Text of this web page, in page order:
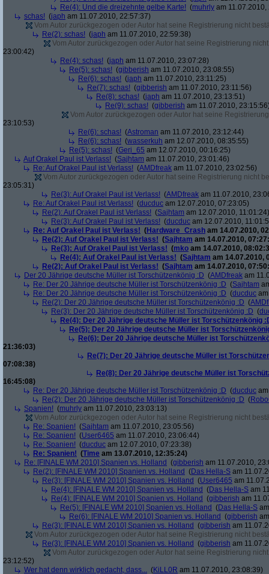
Re(4): Und die dreizehnte gelbe Karte! (muhrly am 11.07.2010,
schas! (japh am 11.07.2010, 22:57:37)
Vom Autor zurückgezogen oder Autor hat seine Registrierung nicht
Re(2): schas! (japh am 11.07.2010, 22:59:38)
Vom Autor zurückgezogen oder Autor hat seine Registrierung
23:00:42)
Re(4): schas! (japh am 11.07.2010, 23:07:28)
Re(5): schas! (gibberish am 11.07.2010, 23:08:55)
Re(6): schas! (japh am 11.07.2010, 23:11:25)
Re(7): schas! (gibberish am 11.07.2010, 23:11:56)
Re(8): schas! (japh am 11.07.2010, 23:13:51)
Re(9): schas! (gibberish am 11.07.2010,
Vom Autor zurückgezogen oder Autor hat seine
23:10:53)
Re(6): schas! (Astroman am 11.07.2010, 23:12:44)
Re(6): schas! (wasserkuh am 12.07.2010, 08:35:55)
Re(5): schas! (Geri_65 am 12.07.2010, 00:16:25)
Auf Orakel Paul ist Verlass! (Sajhtam am 11.07.2010, 23:01:46)
Re: Auf Orakel Paul ist Verlass! (AMDfreak am 11.07.2010, 23:02:56)
Vom Autor zurückgezogen oder Autor hat seine Registrierung nicht
23:05:31)
Re(3): Auf Orakel Paul ist Verlass! (AMDfreak am 11.07.2010,
Re: Auf Orakel Paul ist Verlass! (ducduc am 12.07.2010, 07:23:05)
Re(2): Auf Orakel Paul ist Verlass! (Sajhtam am 12.07.2010, 11:01:24)
Re(3): Auf Orakel Paul ist Verlass! (ducduc am 12.07.2010,
Re: Auf Orakel Paul ist Verlass! (Hardware_Crash am 14.07.2010,
Re(2): Auf Orakel Paul ist Verlass! (Sajhtam am 14.07.2010,
Re(3): Auf Orakel Paul ist Verlass! (mko am 14.07.2010,
Re(4): Auf Orakel Paul ist Verlass! (Sajhtam am 14.07.2010,
Re(2): Auf Orakel Paul ist Verlass! (Sajhtam am 14.07.2010,
Der 20 Jährige deutsche Müller ist Torschützenkönig :D (AMDfreak am
Re: Der 20 Jährige deutsche Müller ist Torschützenkönig :D (Sajhtam
Re: Der 20 Jährige deutsche Müller ist Torschützenkönig :D (ducduc
Re(2): Der 20 Jährige deutsche Müller ist Torschützenkönig :D (
Re(3): Der 20 Jährige deutsche Müller ist Torschützenkönig :D (
Re(4): Der 20 Jährige deutsche Müller ist Torschützenkönig
Re(5): Der 20 Jährige deutsche Müller ist
Re(6): Der 20 Jährige deutsche Müller ist
21:36:03)
Re(7): Der 20 Jährige deutsche Müller ist
07:08:38)
Re(8): Der 20 Jährige deutsche Müller ist
16:45:08)
Re: Der 20 Jährige deutsche Müller ist Torschützenkönig :D (ducduc
Re(2): Der 20 Jährige deutsche Müller ist Torschützenkönig :D (
Spanien! (muhrly am 11.07.2010, 23:03:13)
Vom Autor zurückgezogen oder Autor hat seine Registrierung nicht
Re: Spanien! (Sajhtam am 11.07.2010, 23:05:56)
Re: Spanien! (User6465 am 11.07.2010, 23:06:44)
Re: Spanien! (ducduc am 12.07.2010, 07:23:38)
Re: Spanien! (Time am 13.07.2010, 12:35:24)
Re: [FINALE WM 2010] Spanien vs. Holland (gibberish am 11.07.2010,
Re(2): [FINALE WM 2010] Spanien vs. Holland (Das Hella-S am
Re(3): [FINALE WM 2010] Spanien vs. Holland (User6465 am
Re(4): [FINALE WM 2010] Spanien vs. Holland (Das Hella-S am
Re(4): [FINALE WM 2010] Spanien vs. Holland (gibberish am
Re(5): [FINALE WM 2010] Spanien vs. Holland (Das Hella-S
Re(6): [FINALE WM 2010] Spanien vs. Holland (gibberish
Re(3): [FINALE WM 2010] Spanien vs. Holland (gibberish am
Vom Autor zurückgezogen oder Autor hat seine Registrierung nicht
Re(3): [FINALE WM 2010] Spanien vs. Holland (gibberish am
Vom Autor zurückgezogen oder Autor hat seine Registrierung
23:12:52)
Wer hat denn wirklich gedacht, dass... (KiLL0R am 11.07.2010, 23:08:39)